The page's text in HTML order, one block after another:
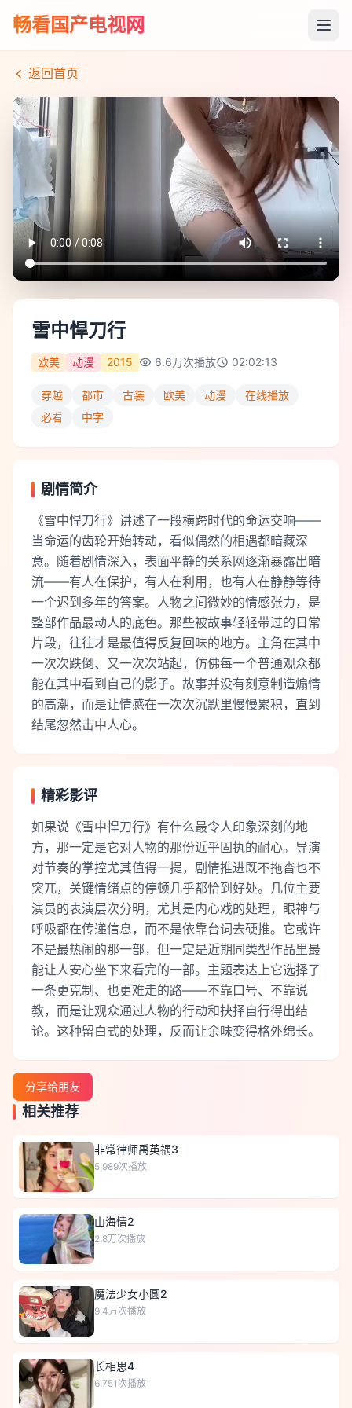
畅看国产电视网
返回首页
雪中悍刀行
欧美 动漫 2015 6.6万次播放 02:02:13
穿越 都市 古装 欧美 动漫
在线播放
必看
中字
剧情简介
《雪中悍刀行》讲述了一段横跨时代的命运交响——
当命运的齿轮开始转动，看似偶然的相遇都暗藏深
意。随着剧情深入，表面平静的关系网逐渐暴露出暗
流——有人在保护，有人在利用，也有人在静静等待
一个迟到多年的答案。人物之间微妙的情感张力，是
整部作品最动人的底色。那些被故事轻轻带过的日常
片段，往往才是最值得反复回味的地方。主角在其中
一次次跌倒、又一次次站起，仿佛每一个普通观众都
能在其中看到自己的影子。故事并没有刻意制造煽情
的高潮，而是让情感在一次次沉默里慢慢累积，直到
结尾忽然击中人心。
精彩影评
如果说《雪中悍刀行》有什么最令人印象深刻的地
方，那一定是它对人物的那份近乎固执的耐心。导演
对节奏的掌控尤其值得一提，剧情推进既不拖沓也不
突兀，关键情绪点的停顿几乎都恰到好处。几位主要
演员的表演层次分明，尤其是内心戏的处理，眼神与
呼吸都在传递信息，而不是依靠台词去硬推。它或许
不是最热闹的那一部，但一定是近期同类型作品里最
能让人安心坐下来看完的一部。主题表达上它选择了
一条更克制、也更难走的路——不靠口号、不靠说
教，而是让观众通过人物的行动和抉择自行得出结
论。这种留白式的处理，反而让余味变得格外绵长。
分享给朋友
相关推荐
非常律师禹英禑3
5,989次播放
山海情2
2.8万次播放
魔法少女小圆2
9.4万次播放
长相思4
6,751 次播放